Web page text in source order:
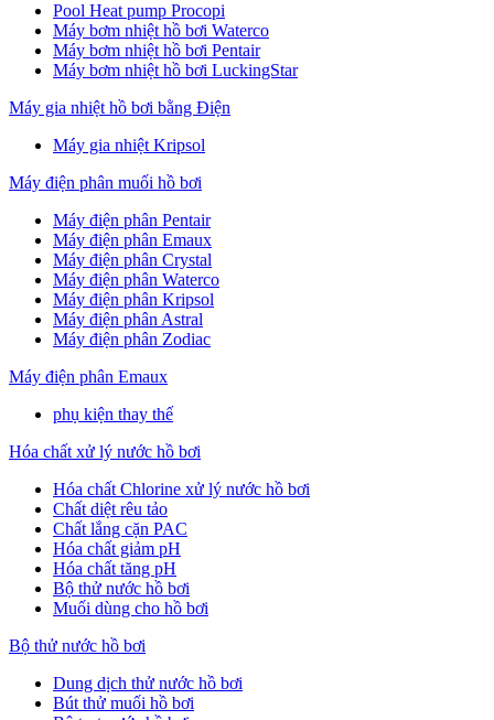
Pool Heat pump Procopi
Máy bơm nhiệt hồ bơi Waterco
Máy bơm nhiệt hồ bơi Pentair
Máy bơm nhiệt hồ bơi LuckingStar
Máy gia nhiệt hồ bơi bằng Điện
Máy gia nhiệt Kripsol
Máy điện phân muối hồ bơi
Máy điện phân Pentair
Máy điện phân Emaux
Máy điện phân Crystal
Máy điện phân Waterco
Máy điện phân Kripsol
Máy điện phân Astral
Máy điện phân Zodiac
Máy điện phân Emaux
phụ kiện thay thế
Hóa chất xử lý nước hồ bơi
Hóa chất Chlorine xử lý nước hồ bơi
Chất diệt rêu tảo
Chất lắng cặn PAC
Hóa chất giảm pH
Hóa chất tăng pH
Bộ thử nước hồ bơi
Muối dùng cho hồ bơi
Bộ thử nước hồ bơi
Dung dịch thử nước hồ bơi
Bút thử muối hồ bơi